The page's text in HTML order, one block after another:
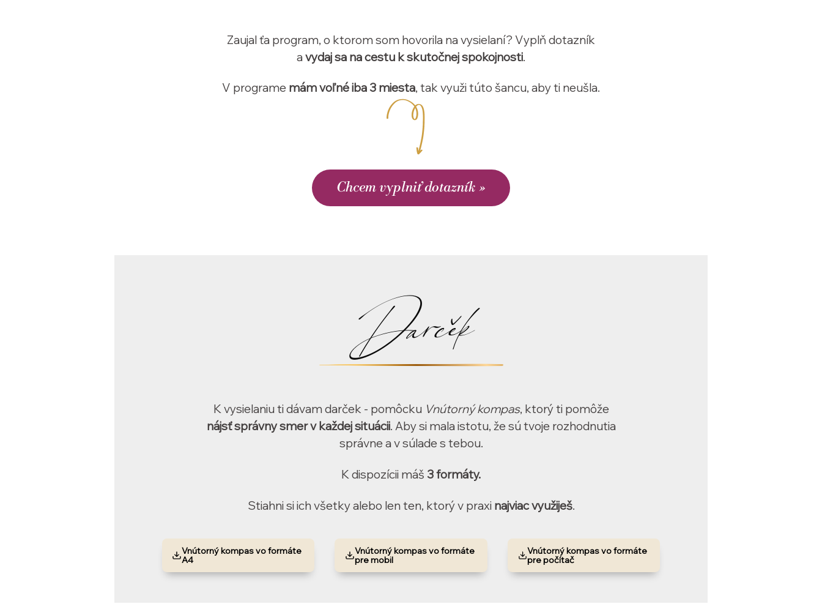
Zaujal ťa program, o ktorom som hovorila na vysielaní? Vyplň dotazník
avydaj sa na cestu k skutočnej spokojnosti.
V programe mám voľné iba 3 miesta, tak využi túto šancu, aby ti neušla.
Chcem vyplniť dotazník »
Darček
K vysielaniu ti dávam darček - pomôcku Vnútorný kompas, ktorý ti pomôže
nájsť správny smer v každej situácii. Aby si mala istotu, že sú tvoje rozhodnutia
správne a v súlade s tebou.
K dispozícii máš 3 formáty.
Stiahni si ich všetky alebo len ten, ktorý v praxi najviac využiješ.
Vnútorný kompas vo formáte
A4
Vnútorný kompas vo formáte
pre mobil
Vnútorný kompas vo formáte
pre počítač